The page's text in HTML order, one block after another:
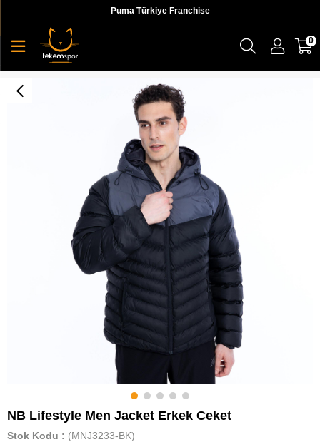
Puma Türkiye Franchise
0
NB Lifestyle Men Jacket Erkek Ceket
Stok Kodu
(MNJ3233-BK)